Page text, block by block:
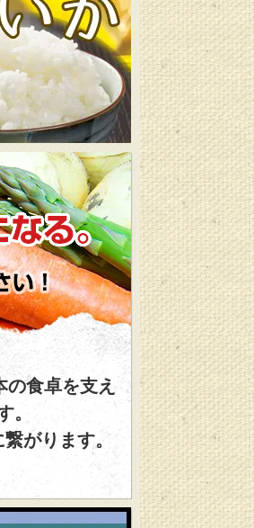
ブルーベリーも是非
食卓を支え
。
がります。